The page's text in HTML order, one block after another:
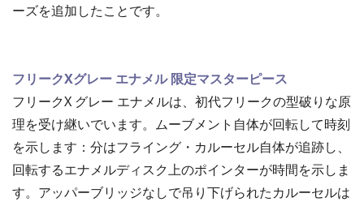
ーズを追加したことです。
フリークXグレー エナメル 限定マスターピース
フリークX グレー エナメルは、初代フリークの型破りな原
理を受け継いでいます。ムーブメント自体が回転して時刻
を示します：分はフライング・カルーセル自体が追跡し、
回転するエナメルディスク上のポインターが時間を示しま
す。アッパーブリッジなしで吊り下げられたカルーセルは